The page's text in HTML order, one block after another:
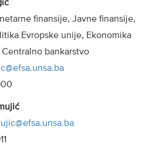
finansije, Javne finansije,
Evropske unije, Ekonomika
bankarstvo